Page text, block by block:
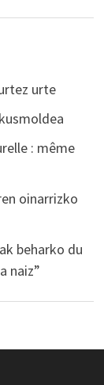
urte
: même
oinarrizko
beharko du
naiz”